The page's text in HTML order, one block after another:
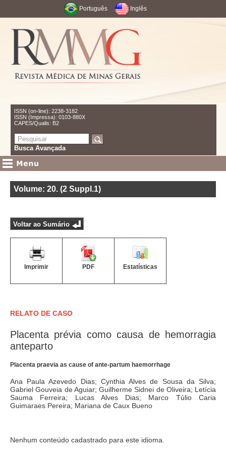
Português Inglês
ISSN (on-line): 2238-3182
ISSN (Impressa): 0103-880X
CAPES/Qualis: B2
Busca Avançada
Volume: 20. (2 Suppl.1)
Voltar ao Sumário
Imprimir PDF Estatísticas
RELATO DE CASO
Placenta prévia como causa de hemorragia
anteparto
Placenta praevia as cause of ante-partum haemorrhage
Ana Paula Azevedo Dias; Cynthia Alves de Sousa da Silva;
Gabriel Gouveia de Aguiar; Guilherme Sidnei de Oliveira; Letícia
Sauma Ferreira; Lucas Alves Dias; Marco Túlio Caria
Guimaraes Pereira; Mariana de Caux Bueno
Nenhum conteúdo cadastrado para este idioma.